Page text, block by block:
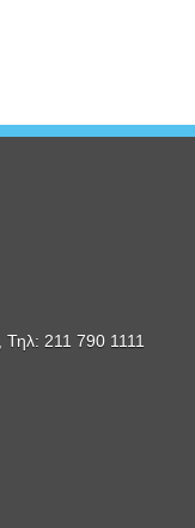
211 790 1111